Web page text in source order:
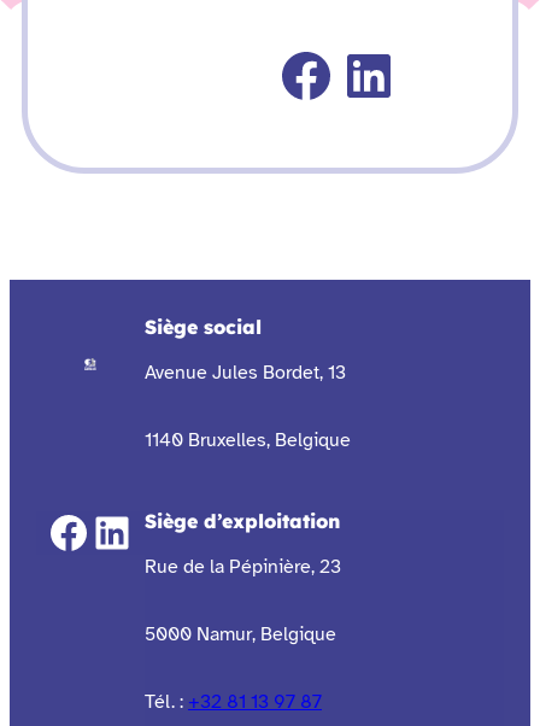
Facebook LinkedIn
Siège social
Avenue Jules Bordet, 13
1140 Bruxelles, Belgique
Siège d’exploitation
Rue de la Pépinière, 23
5000 Namur, Belgique
Tél. : +32 81 13 97 87